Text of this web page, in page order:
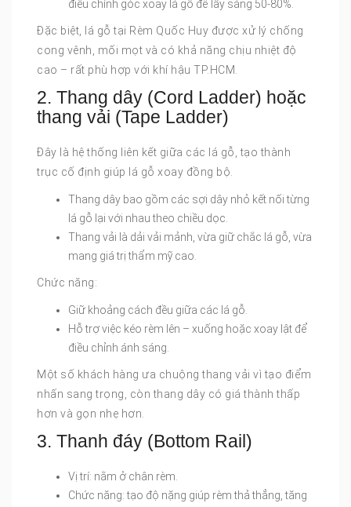
điều chỉnh góc xoay lá gỗ để lấy sáng 50-80%.
Đặc biệt, lá gỗ tại Rèm Quốc Huy được xử lý chống
cong vênh, mối mọt và có khả năng chịu nhiệt độ
cao – rất phù hợp với khí hậu TP.HCM.
2. Thang dây (Cord Ladder) hoặc
thang vải (Tape Ladder)
Đây là hệ thống liên kết giữa các lá gỗ, tạo thành
trục cố định giúp lá gỗ xoay đồng bộ.
Thang dây bao gồm các sợi dây nhỏ kết nối từng
lá gỗ lại với nhau theo chiều dọc.
Thang vải là dải vải mảnh, vừa giữ chắc lá gỗ, vừa
mang giá trị thẩm mỹ cao.
Chức năng:
Giữ khoảng cách đều giữa các lá gỗ.
Hỗ trợ việc kéo rèm lên – xuống hoặc xoay lật để
điều chỉnh ánh sáng.
Một số khách hàng ưa chuộng thang vải vì tạo điểm
nhấn sang trọng, còn thang dây có giá thành thấp
hơn và gọn nhẹ hơn.
3. Thanh đáy (Bottom Rail)
Vị trí: nằm ở chân rèm.
Chức năng: tạo độ nặng giúp rèm thả thẳng, tăng